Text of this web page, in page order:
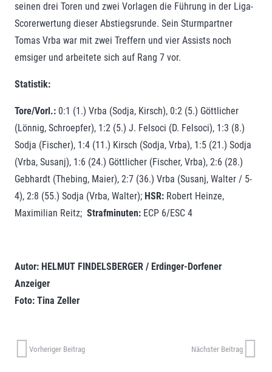
seinen drei Toren und zwei Vorlagen die Führung in der Liga-
Scorerwertung dieser Abstiegsrunde. Sein Sturmpartner
Tomas Vrba war mit zwei Treffern und vier Assists noch
emsiger und arbeitete sich auf Rang 7 vor.
Statistik:
Tore/Vorl.: 0:1 (1.) Vrba (Sodja, Kirsch), 0:2 (5.) Göttlicher
(Lönnig, Schroepfer), 1:2 (5.) J. Felsoci (D. Felsoci), 1:3 (8.)
Sodja (Fischer), 1:4 (11.) Kirsch (Sodja, Vrba), 1:5 (21.) Sodja
(Vrba, Susanj), 1:6 (24.) Göttlicher (Fischer, Vrba), 2:6 (28.)
Gebhardt (Thebing, Maier), 2:7 (36.) Vrba (Susanj, Walter / 5-
4), 2:8 (55.) Sodja (Vrba, Walter); HSR: Robert Heinze,
Maximilian Reitz; Strafminuten: ECP 6/ESC 4
Autor: HELMUT FINDELSBERGER / Erdinger-Dorfener
Anzeiger
Foto: Tina Zeller
Vorheriger Beitrag Nächster Beitrag